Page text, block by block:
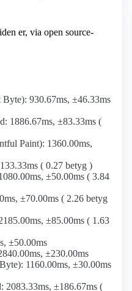
er, via open source-
930.67ms, ±46.33ms
1886.67ms, ±83.33ms (
Paint): 1360.00ms,
( 0.27 betyg )
±50.00ms ( 3.84
±70.00ms ( 2.26 betyg
±85.00ms ( 1.63
±50.00ms
±230.00ms
1160.00ms, ±30.00ms
±186.67ms (